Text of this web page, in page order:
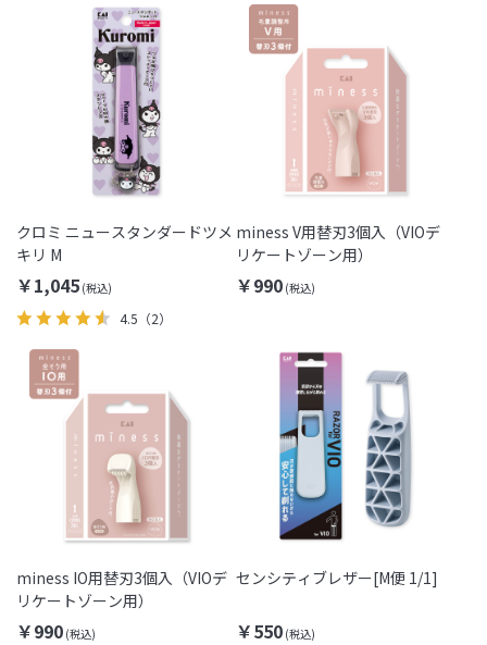
クロミ ニュースタンダードツメ
キリ M
￥1,045
4.5 （2）
miness V用替刃3個入（VIOデ
リケートゾーン用）
￥990
miness IO用替刃3個入（VIOデ
リケートゾーン用）
￥990
センシティブレザー[M便 1/1]
￥550